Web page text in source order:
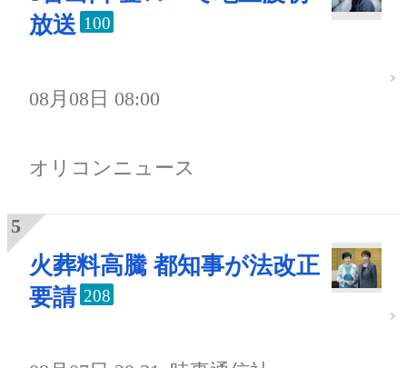
放送 100
08月08日 08:00
オリコンニュース
火葬料高騰 都知事が法改正
要請 208